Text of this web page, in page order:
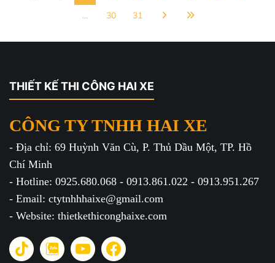
...
30 31
THIẾT KẾ THI CÔNG HAI XE
CÔNG TY TNHH HAI XE
- Địa chỉ: 69 Huỳnh Văn Cù, P. Thủ Dầu Một, TP. Hồ
Chí Minh
- Hotline: 0925.680.068 - 0913.861.022 - 0913.951.267
- Email: ctytnhhhaixe@gmail.com
- Website: thietkethiconghaixe.com